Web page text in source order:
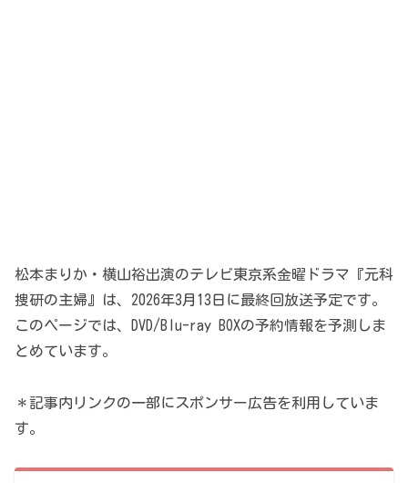
松本まりか・横山裕出演のテレビ東京系金曜ドラマ『元科
捜研の主婦』は、2026年3月13日に最終回放送予定です。
このページでは、DVD/Blu-ray BOXの予約情報を予測しま
とめています。
＊記事内リンクの一部にスポンサー広告を利用していま
す。